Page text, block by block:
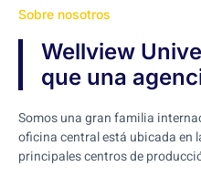
Sobre nosotros
Wellview
que una
Somos una gran familia
oficina central está ubicada en
principales centros de